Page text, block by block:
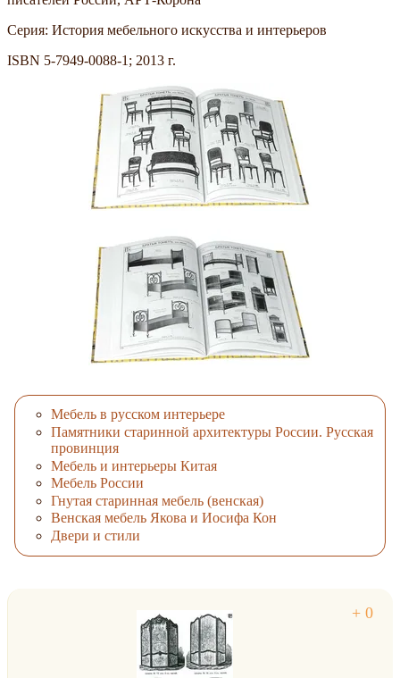
Серия: История мебельного искусства и интерьеров
ISBN 5-7949-0088-1; 2013 г.
Мебель в русском интерьере
Памятники старинной архитектуры России. Русская
провинция
Мебель и интерьеры Китая
Мебель России
Гнутая старинная мебель (венская)
Венская мебель Якова и Иосифа Кон
Двери и стили